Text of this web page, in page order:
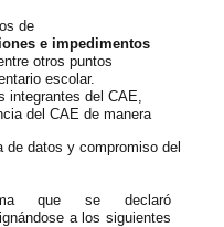
de
e impedimentos
otros puntos
escolar.
integrantes del CAE,
del CAE de manera
de datos y compromiso del
que se declaró
a los siguientes